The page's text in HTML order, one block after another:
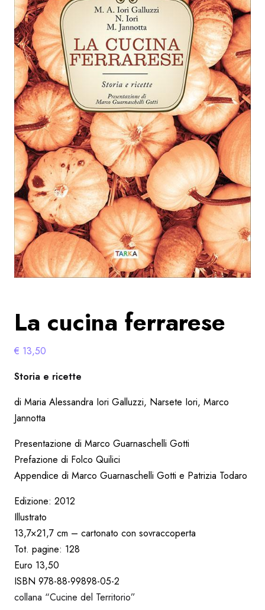
La cucina ferrarese
€ 13,50
Storia e ricette
di Maria Alessandra Iori Galluzzi, Narsete Iori, Marco
Jannotta
Presentazione di Marco Guarnaschelli Gotti
Prefazione di Folco Quilici
Appendice di Marco Guarnaschelli Gotti e Patrizia Todaro
Edizione: 2012
Illustrato
13,7×21,7 cm – cartonato con sovraccoperta
Tot. pagine: 128
Euro 13,50
ISBN 978-88-99898-05-2
collana “Cucine del Territorio”